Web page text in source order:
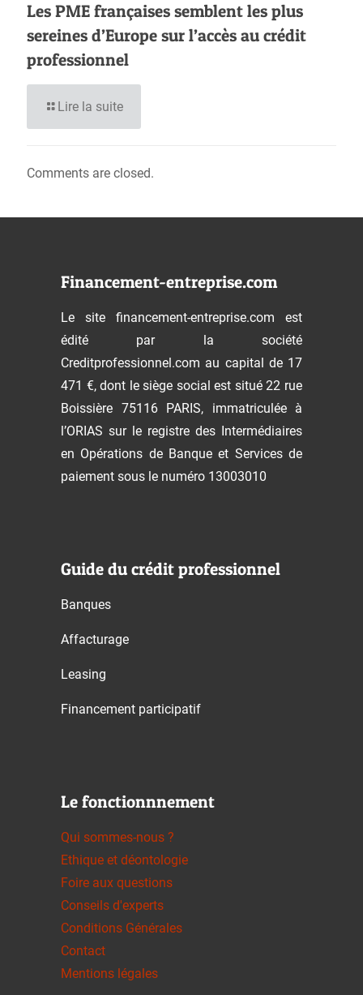
Les PME françaises semblent les plus
sereines d’Europe sur l’accès au crédit
professionnel
Lire la suite
Comments are closed.
Financement-entreprise.com
Le site financement-entreprise.com est
édité par la société
Creditprofessionnel.com au capital de 17
471 €, dont le siège social est situé 22 rue
Boissière 75116 PARIS, immatriculée à
l’ORIAS sur le registre des Intermédiaires
en Opérations de Banque et Services de
paiement sous le numéro 13003010
Guide du crédit professionnel
Banques
Affacturage
Leasing
Financement participatif
Le fonctionnnement
Qui sommes-nous ?
Ethique et déontologie
Foire aux questions
Conseils d'experts
Conditions Générales
Contact
Mentions légales